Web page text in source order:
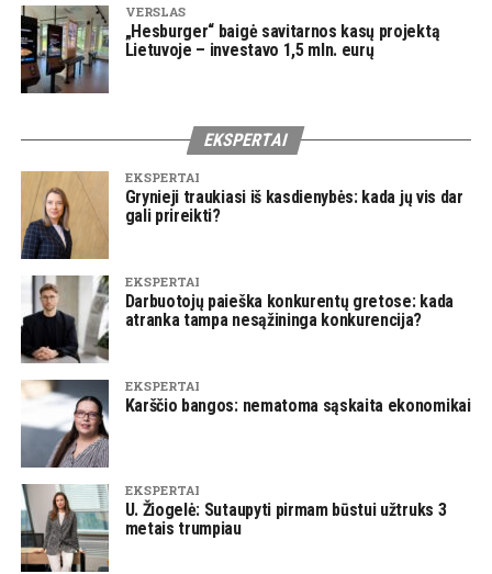
VERSLAS
„Hesburger“ baigė savitarnos kasų projektą
Lietuvoje – investavo 1,5 mln. eurų
EKSPERTAI
EKSPERTAI
Grynieji traukiasi iš kasdienybės: kada jų vis dar
gali prireikti?
EKSPERTAI
Darbuotojų paieška konkurentų gretose: kada
atranka tampa nesąžininga konkurencija?
EKSPERTAI
Karščio bangos: nematoma sąskaita ekonomikai
EKSPERTAI
U. Žiogelė: Sutaupyti pirmam būstui užtruks 3
metais trumpiau